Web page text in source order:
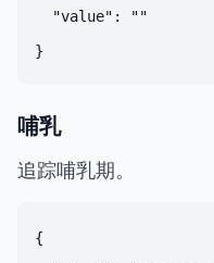
  "value": ""
哺乳
追踪哺乳期。
{